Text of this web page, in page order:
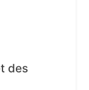
des